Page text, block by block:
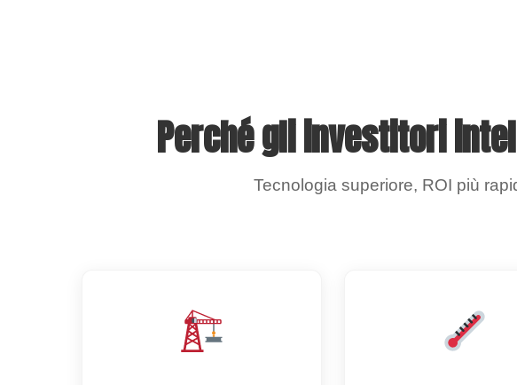
Perché gli investitori
Tecnologia superiore, ROI più